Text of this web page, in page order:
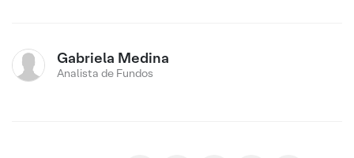
Gabriela Medina
Analista de Fundos